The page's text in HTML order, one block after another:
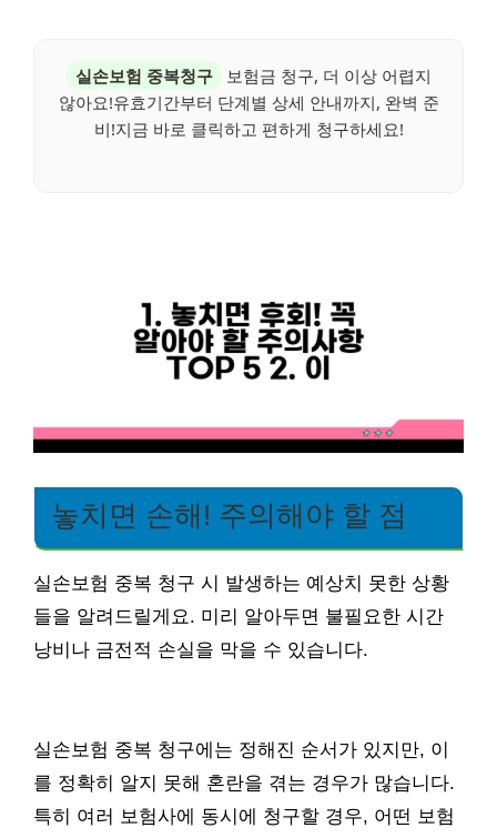
실손보험 중복청구
보험금 청구, 더 이상 어렵지
않아요!유효기간부터 단계별 상세 안내까지, 완벽 준
비!지금 바로 클릭하고 편하게 청구하세요!
놓치면 손해! 주의해야 할 점
실손보험 중복 청구 시 발생하는 예상치 못한 상황
들을 알려드릴게요. 미리 알아두면 불필요한 시간
낭비나 금전적 손실을 막을 수 있습니다.
실손보험 중복 청구에는 정해진 순서가 있지만, 이
를 정확히 알지 못해 혼란을 겪는 경우가 많습니다.
특히 여러 보험사에 동시에 청구할 경우, 어떤 보험